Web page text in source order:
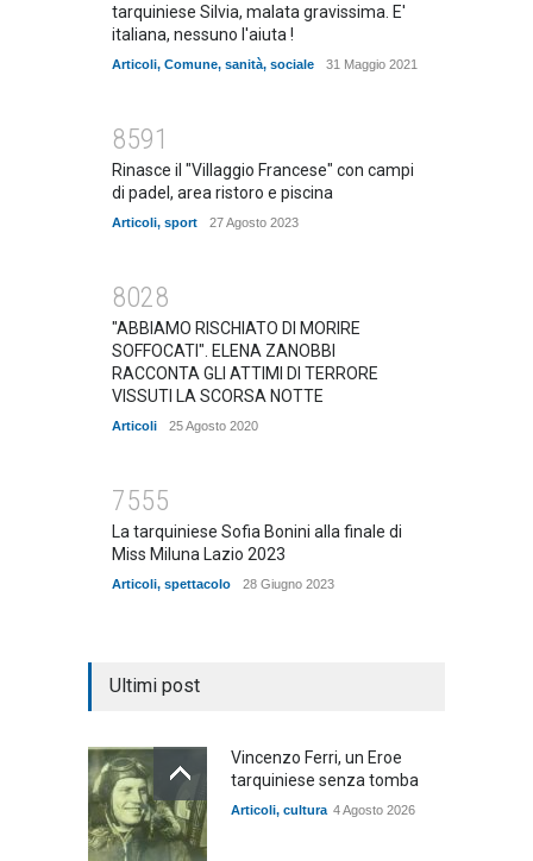
tarquiniese Silvia, malata gravissima. E'
italiana, nessuno l'aiuta !
Articoli, Comune, sanità, sociale 31 Maggio 2021
8591
Rinasce il "Villaggio Francese" con campi
di padel, area ristoro e piscina
Articoli, sport 27 Agosto 2023
8028
"ABBIAMO RISCHIATO DI MORIRE
SOFFOCATI". ELENA ZANOBBI
RACCONTA GLI ATTIMI DI TERRORE
VISSUTI LA SCORSA NOTTE
Articoli 25 Agosto 2020
7555
La tarquiniese Sofia Bonini alla finale di
Miss Miluna Lazio 2023
Articoli, spettacolo 28 Giugno 2023
Ultimi post
Vincenzo Ferri, un Eroe
tarquiniese senza tomba
Articoli, cultura 4 Agosto 2026